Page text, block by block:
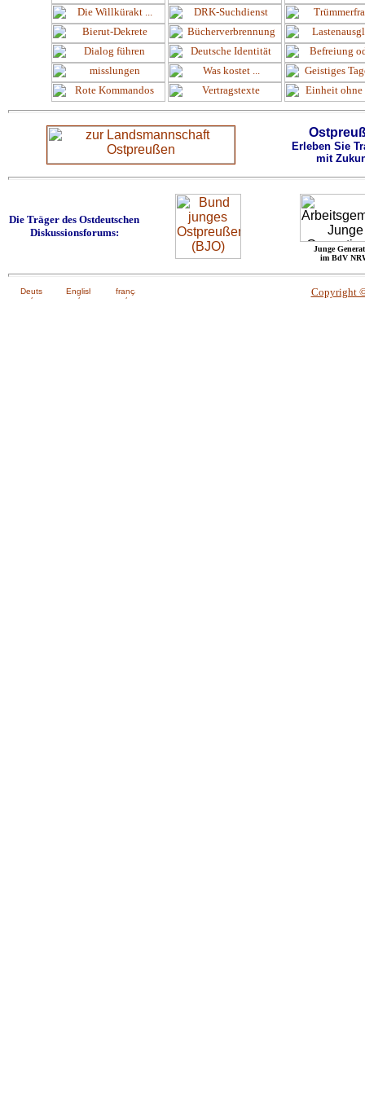
Erleben Sie
mit
Die Träger des Ostdeutschen
Diskussionsforums:
Junge
im BdV
Copyright